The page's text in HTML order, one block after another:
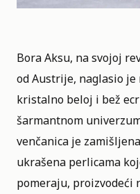
Bora Aksu, na svojoj
od Austrije, naglasio
kristalno beloj i bež
šarmantnom
venčanica je
ukrašena perlicama
pomeraju, proizvodeći